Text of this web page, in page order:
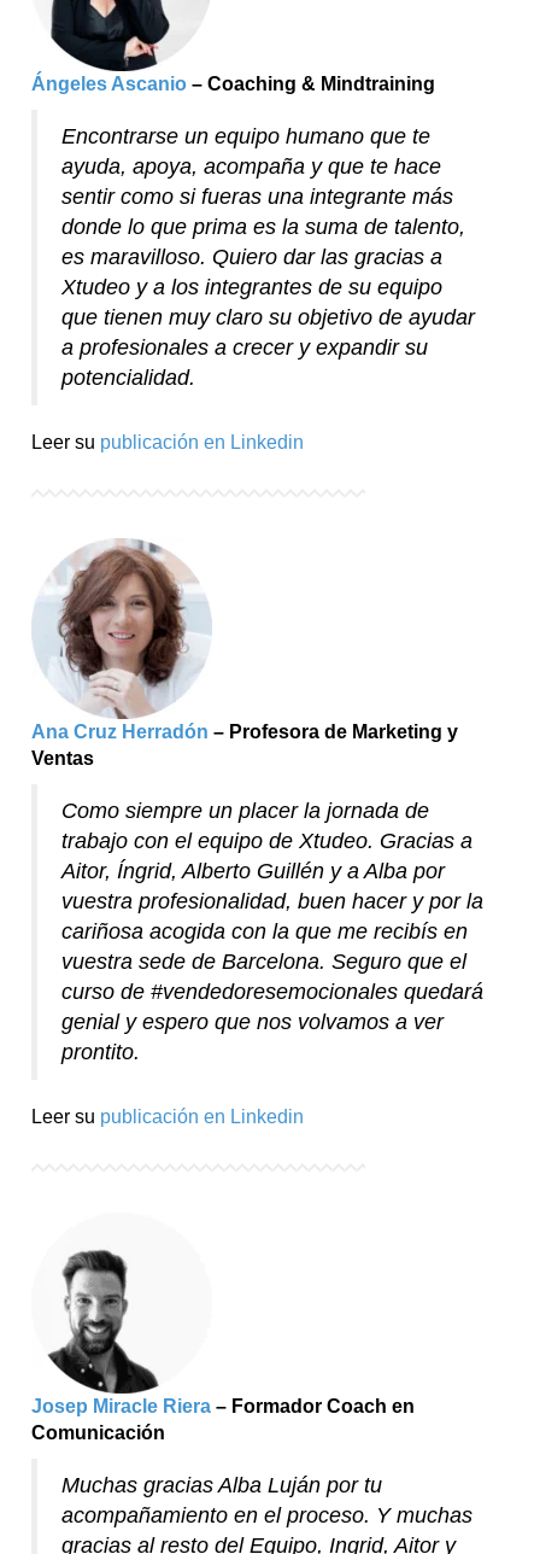
Ángeles Ascanio – Coaching & Mindtraining
Encontrarse un equipo humano que te
ayuda, apoya, acompaña y que te hace
sentir como si fueras una integrante más
donde lo que prima es la suma de talento,
es maravilloso. Quiero dar las gracias a
Xtudeo y a los integrantes de su equipo
que tienen muy claro su objetivo de ayudar
a profesionales a crecer y expandir su
potencialidad.
Leer su publicación en Linkedin
Ana Cruz Herradón – Profesora de Marketing y
Ventas
Como siempre un placer la jornada de
trabajo con el equipo de Xtudeo. Gracias a
Aitor, Íngrid, Alberto Guillén y a Alba por
vuestra profesionalidad, buen hacer y por la
cariñosa acogida con la que me recibís en
vuestra sede de Barcelona. Seguro que el
curso de #vendedoresemocionales quedará
genial y espero que nos volvamos a ver
prontito.
Leer su publicación en Linkedin
Josep Miracle Riera – Formador Coach en
Comunicación
Muchas gracias Alba Luján por tu
acompañamiento en el proceso. Y muchas
gracias al resto del Equipo, Ingrid, Aitor y